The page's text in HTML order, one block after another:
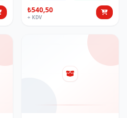
₺540,50
+ KDV